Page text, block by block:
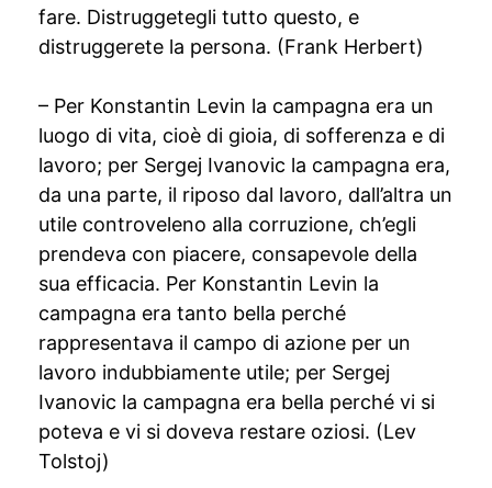
fare. Distruggetegli tutto questo, e
distruggerete la persona. (Frank Herbert)
– Per Konstantin Levin la campagna era un
luogo di vita, cioè di gioia, di sofferenza e di
lavoro; per Sergej Ivanovic la campagna era,
da una parte, il riposo dal lavoro, dall’altra un
utile controveleno alla corruzione, ch’egli
prendeva con piacere, consapevole della
sua efficacia. Per Konstantin Levin la
campagna era tanto bella perché
rappresentava il campo di azione per un
lavoro indubbiamente utile; per Sergej
Ivanovic la campagna era bella perché vi si
poteva e vi si doveva restare oziosi. (Lev
Tolstoj)